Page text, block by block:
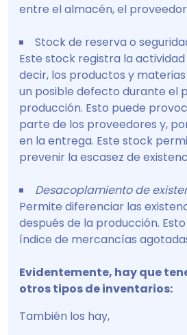
entre el almacén, el
Stock de reserva o
Este stock registra la
decir, los productos y
un posible defecto durante el
producción. Esto puede
parte de los proveedores y,
en la entrega. Este stock
prevenir la escasez de
Desacoplamiento de
Permite diferenciar las
después de la producción.
índice de mercancías
Evidentemente, hay que
otros tipos de inventarios:
También los hay,